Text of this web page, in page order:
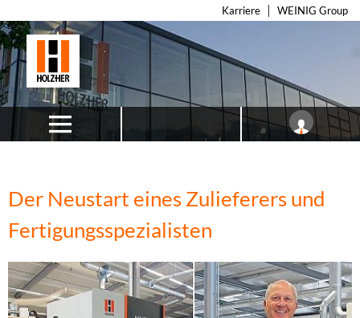
Karriere WEINIG Group
Der Neustart eines Zulieferers und
Fertigungsspezialisten